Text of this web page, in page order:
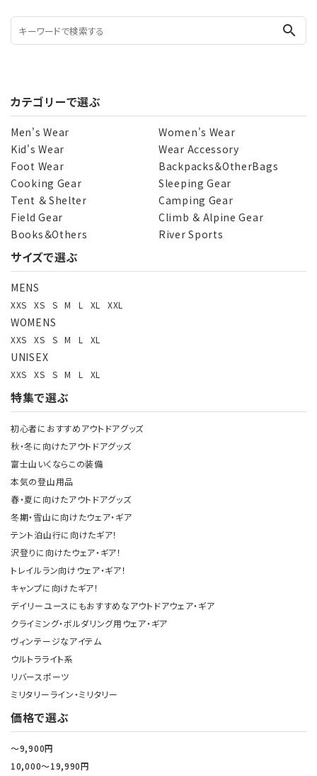
search
カテゴリーで選ぶ
Men's Wear
Women's Wear
Kid's Wear
Wear Accessory
Foot Wear
Backpacks＆OtherBags
Cooking Gear
Sleeping Gear
Tent ＆ Shelter
Camping Gear
Field Gear
Climb ＆ Alpine Gear
Books＆Others
River Sports
サイズで選ぶ
MENS
XXS XS S M L XL XXL
WOMENS
XXS XS S M L XL
UNISEX
XXS XS S M L XL
特集で選ぶ
初心者におすすめアウトドアグッズ
秋・冬に向けたアウトドアグッズ
富士山いくならこの装備
本気の登山用品
春・夏に向けたアウトドアグッズ
冬期・雪山に向けたウェア・ギア
テント泊山行に向けたギア！
沢登りに向けたウェア・ギア！
トレイルラン向けウェア・ギア！
キャンプに向けたギア！
デイリーユースにもおすすめなアウトドアウェア・ギア
クライミング・ボルダリング用ウェア・ギア
ヴィンテージなアイテム
ウルトラライト系
リバースポーツ
ミリタリーライン・ミリタリー
価格で選ぶ
～9,900円
10,000～19,990円